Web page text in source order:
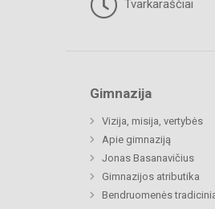
Tvarkaraščiai
Gimnazija
Vizija, misija, vertybės
Apie gimnaziją
Jonas Basanavičius
Gimnazijos atributika
Bendruomenės